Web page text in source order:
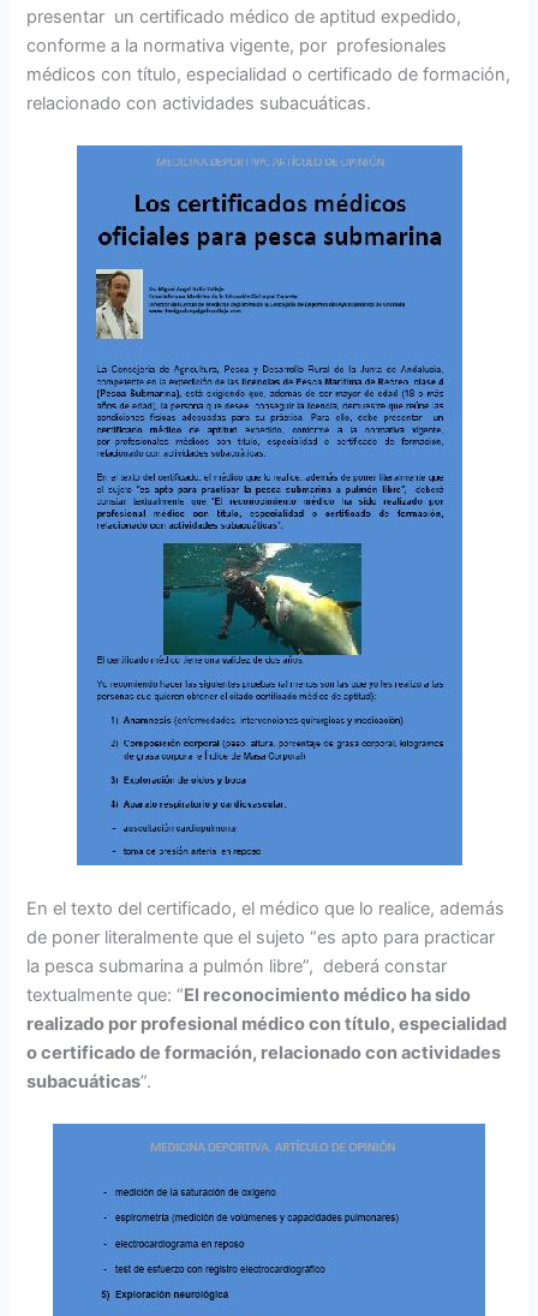
presentar un certificado médico de aptitud expedido,
conforme a la normativa vigente, por profesionales
médicos con título, especialidad o certificado de formación,
relacionado con actividades subacuáticas.
En el texto del certificado, el médico que lo realice, además
de poner literalmente que el sujeto “es apto para practicar
la pesca submarina a pulmón libre”, deberá constar
textualmente que: “El reconocimiento médico ha sido
realizado por profesional médico con título, especialidad
o certificado de formación, relacionado con actividades
subacuáticas”.